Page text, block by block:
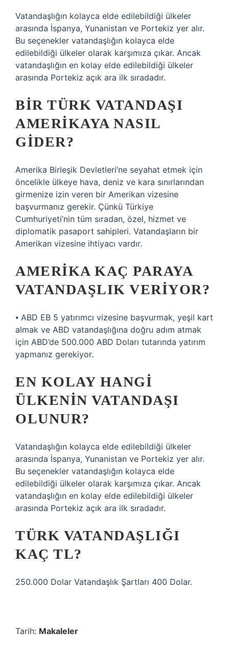
Vatandaşlığın kolayca elde edilebildiği ülkeler
arasında İspanya, Yunanistan ve Portekiz yer alır.
Bu seçenekler vatandaşlığın kolayca elde
edilebildiği ülkeler olarak karşımıza çıkar. Ancak
vatandaşlığın en kolay elde edilebildiği ülkeler
arasında Portekiz açık ara ilk sıradadır.
BIR TÜRK VATANDAŞI
AMERIKAYA NASIL
GIDER?
Amerika Birleşik Devletleri’ne seyahat etmek için
öncelikle ülkeye hava, deniz ve kara sınırlarından
girmenize izin veren bir Amerikan vizesine
başvurmanız gerekir. Çünkü Türkiye
Cumhuriyeti’nin tüm sıradan, özel, hizmet ve
diplomatik pasaport sahipleri. Vatandaşların bir
Amerikan vizesine ihtiyacı vardır.
AMERIKA KAÇ PARAYA
VATANDAŞLIK VERIYOR?
⦁ ABD EB 5 yatırımcı vizesine başvurmak, yeşil kart
almak ve ABD vatandaşlığına doğru adım atmak
için ABD’de 500.000 ABD Doları tutarında yatırım
yapmanız gerekiyor.
EN KOLAY HANGI
ÜLKENIN VATANDAŞI
OLUNUR?
Vatandaşlığın kolayca elde edilebildiği ülkeler
arasında İspanya, Yunanistan ve Portekiz yer alır.
Bu seçenekler vatandaşlığın kolayca elde
edilebildiği ülkeler olarak karşımıza çıkar. Ancak
vatandaşlığın en kolay elde edilebildiği ülkeler
arasında Portekiz açık ara ilk sıradadır.
TÜRK VATANDAŞLIĞI
KAÇ TL?
250.000 Dolar Vatandaşlık Şartları 400 Dolar.
Tarih: Makaleler